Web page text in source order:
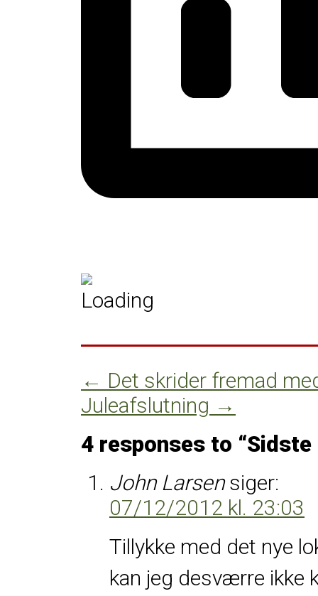
← Det skrider fremad
Juleafslutning →
4 responses to “Sidste
John Larsen siger:
07/12/2012 kl. 23:03
Tillykke med det nye
kan jeg desværre ikke